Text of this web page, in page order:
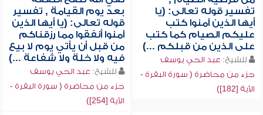
تفسير قوله تعالى: (يا
أيها الذين آمنوا كتب
عليكم الصيام كما كتب
على الذين من قبلكم ...)
للشيخ: عبد الحي يوسف
جزء من محاضرة ( سورة البقرة -
الآية [182])
بعد يوم القيامة , تفسير
قوله تعالى: (يا أيها الذين
آمنوا أنفقوا مما رزقناكم
من قبل أن يأتي يوم لا بيع
فيه ولا خلة ولا شفاعة ...)
للشيخ: عبد الحي يوسف
جزء من محاضرة ( سورة البقرة -
الآية [254])